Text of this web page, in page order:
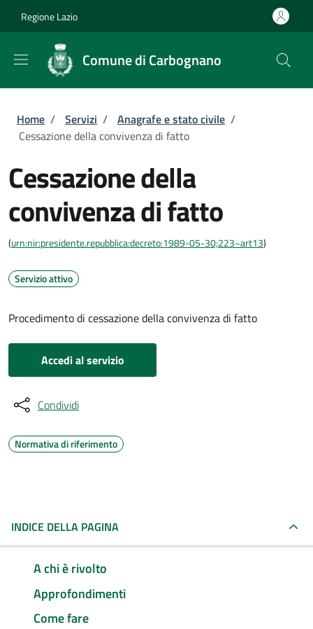
Regione Lazio
Comune di Carbognano
Briciole di pane
Home / Servizi / Anagrafe e stato civile /
Cessazione della convivenza di fatto
Cessazione della
convivenza di fatto
(urn:nir:presidente.repubblica:decreto:1989-05-30;223~art13)
Servizio attivo
Procedimento di cessazione della convivenza di fatto
Accedi al servizio
Condividi
Normativa di riferimento
INDICE DELLA PAGINA
A chi è rivolto
Approfondimenti
Come fare